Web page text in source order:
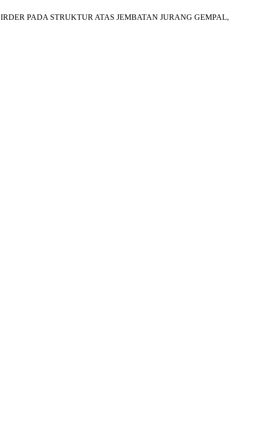
PADA STRUKTUR ATAS JEMBATAN JURANG GEMPAL,